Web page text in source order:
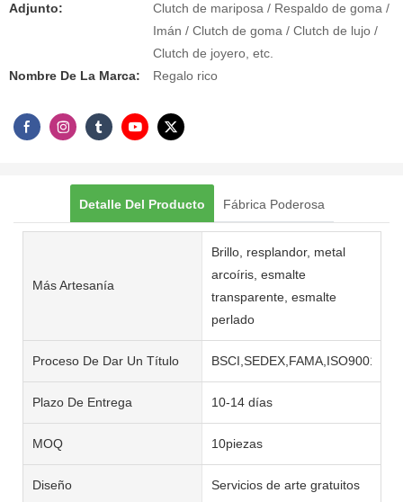
Adjunto:
Clutch de mariposa / Respaldo de goma /
Imán / Clutch de goma / Clutch de lujo /
Clutch de joyero, etc.
Nombre De La Marca:
Regalo rico
Detalle Del Producto Fábrica Poderosa
Más Artesanía
Brillo, resplandor, metal
arcoíris, esmalte
transparente, esmalte
perlado
Proceso De Dar Un Título
Plazo De Entrega 10-14 días
MOQ 10piezas
Diseño Servicios de arte gratuitos